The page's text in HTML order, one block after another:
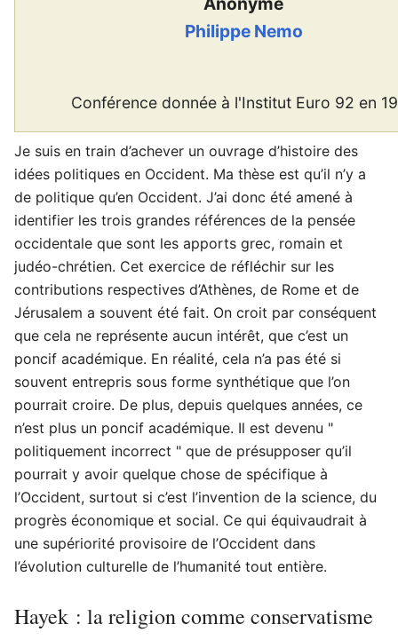
Philippe Nemo
Conférence donnée à l'Institut Euro 92 en
Je suis en train d’achever un ouvrage d’histoire des
idées politiques en Occident. Ma thèse est qu’il n’y a
de politique qu’en Occident. J’ai donc été amené à
identifier les trois grandes références de la pensée
occidentale que sont les apports grec, romain et
judéo-chrétien. Cet exercice de réfléchir sur les
contributions respectives d’Athènes, de Rome et de
Jérusalem a souvent été fait. On croit par conséquent
que cela ne représente aucun intérêt, que c’est un
poncif académique. En réalité, cela n’a pas été si
souvent entrepris sous forme synthétique que l’on
pourrait croire. De plus, depuis quelques années, ce
n’est plus un poncif académique. Il est devenu "
politiquement incorrect " que de présupposer qu’il
pourrait y avoir quelque chose de spécifique à
l’Occident, surtout si c’est l’invention de la science, du
progrès économique et social. Ce qui équivaudrait à
une supériorité provisoire de l’Occident dans
l’évolution culturelle de l’humanité tout entière.
Hayek : la religion comme conservatisme